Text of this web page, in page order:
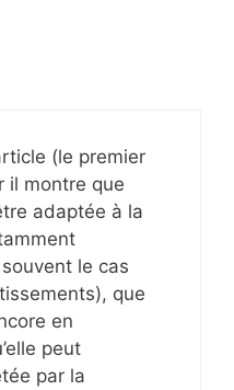
(le premier
il montre que
adaptée à la
le cas
que
en
peut
par la